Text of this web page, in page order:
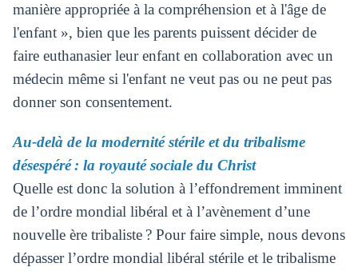
manière appropriée à la compréhension et à l'âge de
l'enfant », bien que les parents puissent décider de
faire euthanasier leur enfant en collaboration avec un
médecin même si l'enfant ne veut pas ou ne peut pas
donner son consentement.
Au-delà de la modernité stérile et du tribalisme
désespéré : la royauté sociale du Christ
Quelle est donc la solution à l’effondrement imminent
de l’ordre mondial libéral et à l’avènement d’une
nouvelle ère tribaliste ? Pour faire simple, nous devons
dépasser l’ordre mondial libéral stérile et le tribalisme